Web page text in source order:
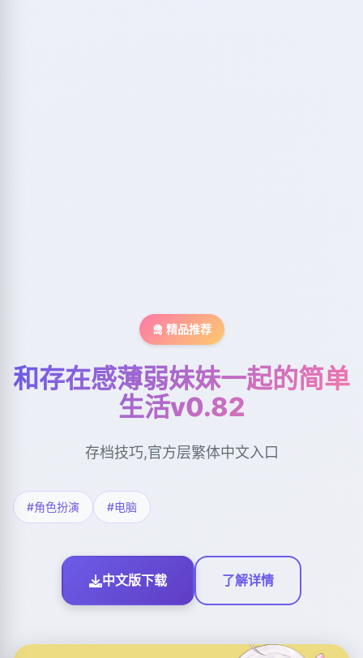
🛅 精品推荐
和存在感薄弱妹妹一起的简单
生活v0.82
存档技巧,官方层繁体中文入口
#角色扮演 #电脑
中文版下载 了解详情